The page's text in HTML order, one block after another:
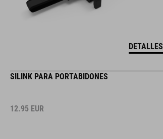
DETALLES
SILINK PARA PORTABIDONES
12.95 EUR